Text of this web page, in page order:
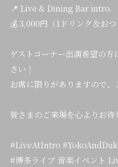
📍 Live & Dining Bar intro.
💰 3,000円（1ドリンク＆おつ
ゲストコーナー出演希望の
さい！
お席に限りがありますので、
皆さまのご来場を心よりお待
#LiveAtIntro
#博多ライブ 音楽イベント